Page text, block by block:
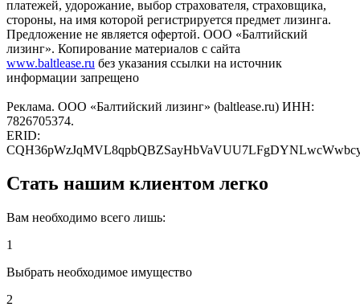
платежей, удорожание, выбор страхователя, страховщика,
стороны, на имя которой регистрируется предмет лизинга.
Предложение не является офертой. ООО «Балтийский
лизинг». Копирование материалов с сайта
www.baltlease.ru без указания ссылки на источник
информации запрещено
Реклама. ООО «Балтийский лизинг» (baltlease.ru) ИНН:
7826705374.
ERID:
Стать нашим клиентом легко
Вам необходимо всего лишь:
1
Выбрать необходимое имущество
2